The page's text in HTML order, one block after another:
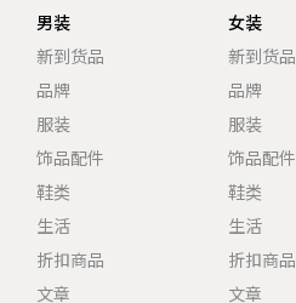
男装
新到货品
品牌
服装
饰品配件
鞋类
生活
折扣商品
文章
女装
新到货品
品牌
服装
饰品配件
鞋类
生活
折扣商品
文章